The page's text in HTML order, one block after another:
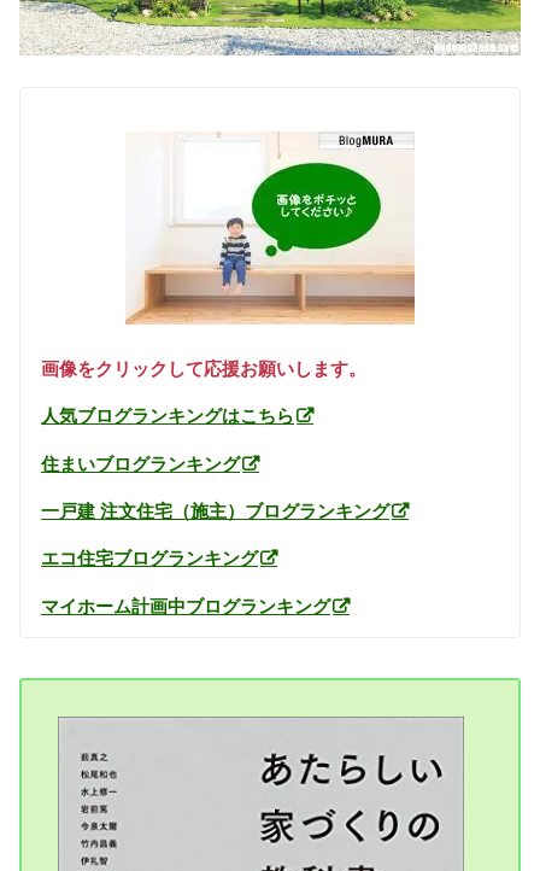
画像をクリックして応援お願いします。
人気ブログランキングはこちら
住まいブログランキング
一戸建 注文住宅（施主）ブログランキング
エコ住宅ブログランキング
マイホーム計画中ブログランキング